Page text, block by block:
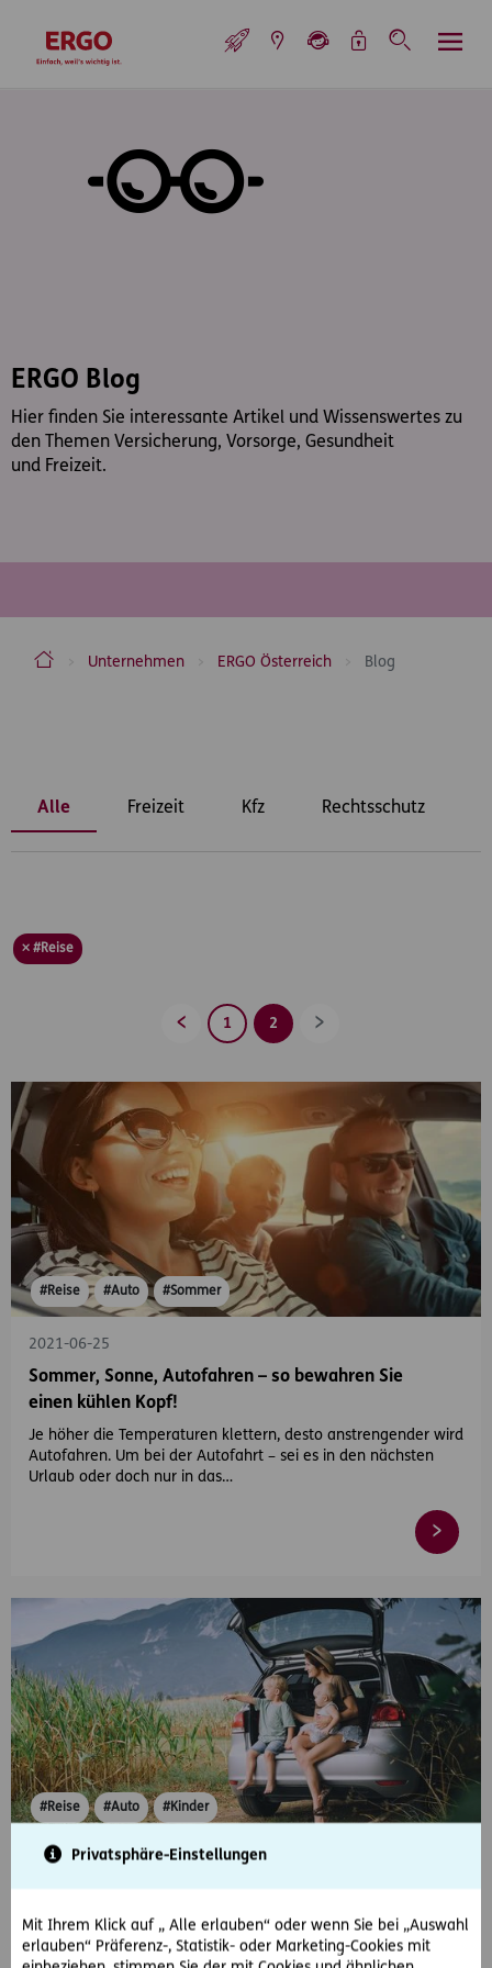
Privatsphäre-Einstellungen
Mit Ihrem Klick auf „ Alle erlauben“ oder wenn Sie bei „Auswahl
erlauben“ Präferenz-, Statistik- oder Marketing-Cookies mit
zur Startseite
ERGO Blog
Hier finden Sie interessante Artikel und Wissenswertes zu
den Themen Versicherung, Vorsorge, Gesundheit
und Freizeit.
ERGO Versicherung Aktiengesellschaft
Unternehmen ERGO Österreich Blog
Alle Freizeit Kfz Rechtsschutz
× #Reise
Zurück1 2 Vorwärts
#Reise #Auto #Sommer
2021-06-25
Sommer, Sonne, Autofahren – so bewahren Sie
einen kühlen Kopf!
Je höher die Temperaturen klettern, desto anstrengender wird
Autofahren. Um bei der Autofahrt – sei es in den nächsten
Urlaub oder doch nur in das…
#Reise #Auto #Kinder
2020-07-09
Reisen mit Kindern im Auto
Unsere Reisetipps für lange Autofahrten mit Kinder lassen Sie
entspannter anreisen.